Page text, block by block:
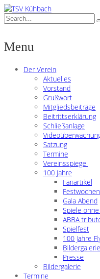
Menu
Der Verein
Aktuelles
Vorstand
Grußwort
Mitgliedsbeiträge
Beitrittserklärung
Schließanlage
Satzung
Termine
Vereinsspiegel
100 Jahre
Fanartikel
Gala Abend
Spiele
ABBA
Spielfest
100 Jahre
Bildergalerie
Presse
Bildergalerie
Termine